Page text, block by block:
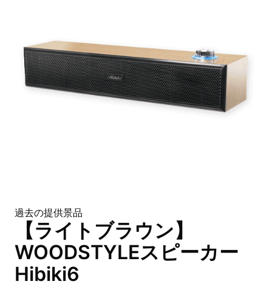
過去の提供景品
【ライトブラウン】
WOODSTYLEスピーカー
Hibiki6